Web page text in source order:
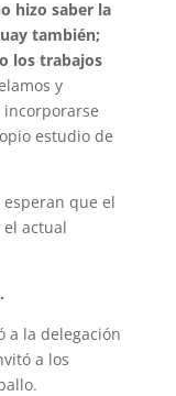
hizo saber la
también;
los trabajos
y
estudio de
que el
actual
a la delegación
a los